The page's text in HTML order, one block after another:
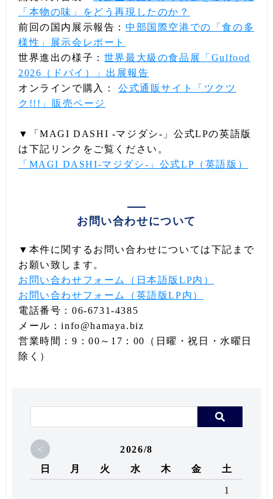
「本物の味」をどう再現したのか？
前回の国内展示報告： 中部国際空港での「食の多
様性」展示会レポート
世界進出の様子： 世界最大級の食品展「Gulfood
2026（ドバイ）」出展報告
オンラインで購入： 公式通販サイト「ツクツ
ク!!!」販売ページ
▼「MAGI DASHI -マジダシ-」公式LPの英語版
は下記リンクをご覧ください。
「MAGI DASHI-マジダシ-」公式LP（英語版）
お問い合わせについて
▼本件に関するお問い合わせについては下記まで
お願い致します。
お問い合わせフォーム（日本語版LP内）
お問い合わせフォーム（英語版LP内）
電話番号：06-6731-4385
メール：info@hamaya.biz
営業時間：9：00～17：00（日曜・祝日・水曜日
除く）
<
2026/8
日
月 火 水 木 金 土
1